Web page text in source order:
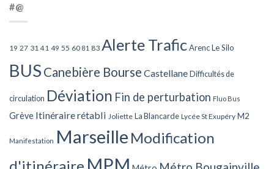
#@
19 27 31 41 49 55 60 81 83 Alerte TraficArenc Le Silo
BUS Canebière Bourse Castellane Difficultés de
circulation Déviation Fin de perturbation Fluo Bus
Grève Itinéraire rétabli Joliette La Blancarde Lycée St Exupéry M2
Manifestation Marseille Modification
d'itinéraire MPM